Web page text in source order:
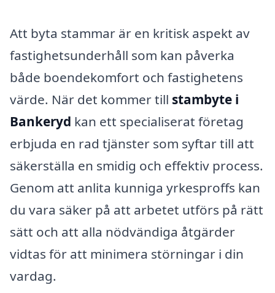
Att byta stammar är en kritisk aspekt av
fastighetsunderhåll som kan påverka
både boendekomfort och fastighetens
värde. När det kommer till stambyte i
Bankeryd kan ett specialiserat företag
erbjuda en rad tjänster som syftar till att
säkerställa en smidig och effektiv process.
Genom att anlita kunniga yrkesproffs kan
du vara säker på att arbetet utförs på rätt
sätt och att alla nödvändiga åtgärder
vidtas för att minimera störningar i din
vardag.